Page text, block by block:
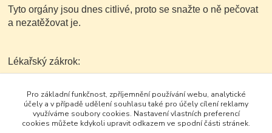
Tyto orgány jsou dnes citlivé, proto se snažte o ně pečovat
a nezatěžovat je.
Lékařský zákrok:
Pro základní funkčnost, zpříjemnění používání webu, analytické
účely a v případě udělení souhlasu také pro účely cílení reklamy
využíváme soubory cookies. Nastavení vlastních preferencí
cookies můžete kdykoli upravit odkazem ve spodní části stránek.